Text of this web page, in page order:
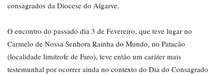
consagrados da Diocese do Algarve.
O encontro do passado dia 3 de Fevereiro, que teve lugar no
Carmelo de Nossa Senhora Rainha do Mundo, no Patacão
(localidade limítrofe de Faro), teve então um caráter mais
testemunhal por ocorrer ainda no contexto do Dia do Consagrado